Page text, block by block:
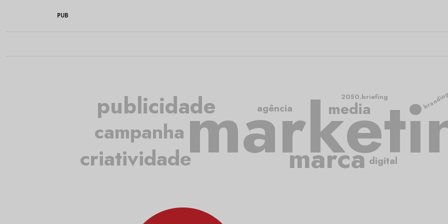
PUB
publicidade
marca
criatividade
campanha
media
agência
digital
2050.briefing